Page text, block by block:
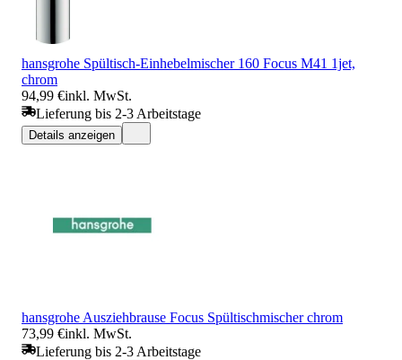
hansgrohe Spültisch-Einhebelmischer 160 Focus M41 1jet,
chrom
94,99 €inkl. MwSt.
Lieferung bis 2-3 Arbeitstage
Details anzeigen
hansgrohe Ausziehbrause Focus Spültischmischer chrom
73,99 €inkl. MwSt.
Lieferung bis 2-3 Arbeitstage